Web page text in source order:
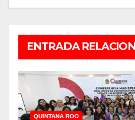
ENTRADA
QUINTANA ROO